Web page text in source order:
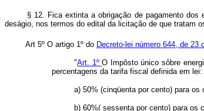
§ 12. Fica extinta a obrigação de pagamento
deságio, nos termos do edital da licitação de que tratam
Art 5º O artigo 1º do Decreto-lei número 644, de 23
"Art. 1ºO Impôsto único sôbre
percentagens da tarifa fiscal definida em lei:
a) 50% (cinqüenta por cento) para os
b) 60%( sessenta por cento) para os